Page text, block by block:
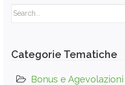
Search for:
Categorie Tematiche
Bonus e Agevolazioni